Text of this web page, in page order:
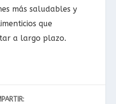
más saludables y
que
a largo plazo.